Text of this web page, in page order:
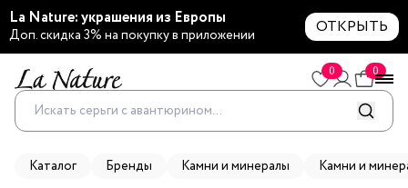
La Nature: украшения из Европы
Доп. скидка 3% на покупку в приложении ОТКРЫТЬ
0 0
Каталог Бренды Камни и минералы Камни и